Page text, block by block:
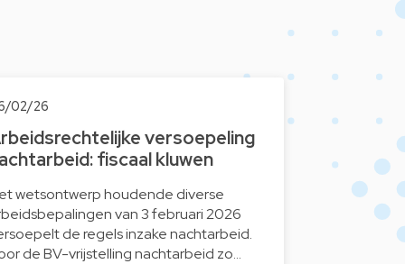
02/26
versoepeling
fiscaal kluwen
wetsontwerp houdende diverse
van 3 februari 2026
de regels inzake nachtarbeid.
de BV-vrijstelling nachtarbeid zo…